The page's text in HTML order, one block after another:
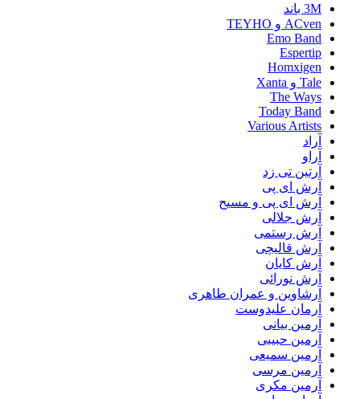
3M باند
ACven و TEYHO
Emo Band
Espertip
Homxigen
Tale و Xanta
The Ways
Today Band
Various Artists
آراد
آراو
آرتین تی زد
آرش ای پی
آرش ای پی و مسیح
آرش جلالی
آرش رستمی
آرش قالیچی
آرش کایان
آرش نورائی
آرشاوین و عمران طاهری
آرمان علیدوست
آرمین بیانی
آرمین حبیبی
آرمین سمیعی
آرمین مرسی
آرمین مکری